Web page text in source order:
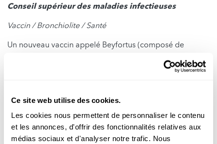
Ce site web utilise des cookies.
Les cookies nous permettent de personnaliser le contenu
et les annonces, d'offrir des fonctionnalités relatives aux
médias sociaux et d'analyser notre trafic. Nous
Conseil supérieur des maladies infectieuses
Vaccin / Bronchiolite / Santé
Un nouveau vaccin appelé Beyfortus (composé de
disponible contre le virus respiratoire syncitial VRS,
Supérieur des Maladies Infectieuses du Luxembourg
appelle à l’immunisation passive des enfants à risque dès
cet hiver. Une seule injection intramusculaire en automne
couvre toute la saison.